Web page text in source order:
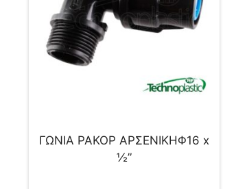
ΓΩΝΙΑ ΡΑΚΟΡ ΑΡΣΕΝΙΚΗΦ16 x
½”